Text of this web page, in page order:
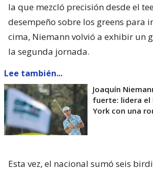
la que mezcló precisión desde el
desempeño sobre los greens para
cima, Niemann volvió a exhibir un
la segunda jornada.
Lee también...
Joaquín
fuerte: lidera el
York con una
Esta vez, el nacional sumó seis